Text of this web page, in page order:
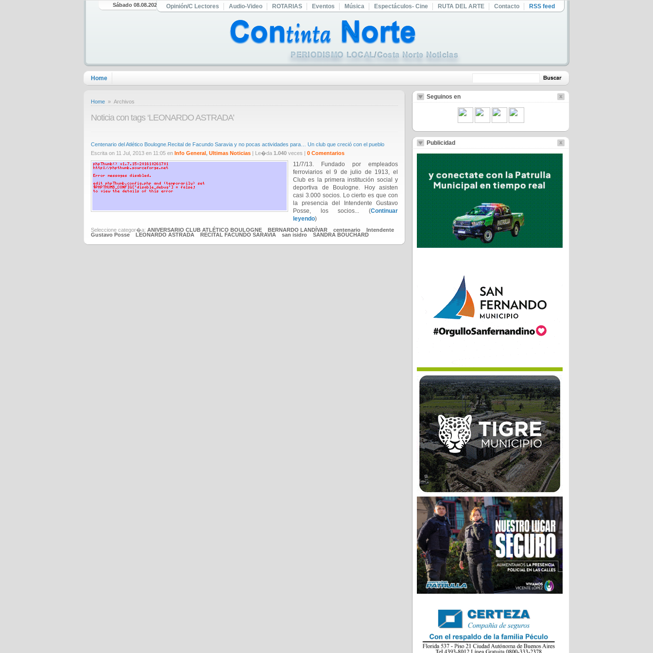
Sábado 08.08.2026 Opinión/C Lectores Audio-Video ROTARIAS Eventos Música Espectáculos- Cine RUTA DEL ARTE Contacto RSS feed
Home
Home » Archivos
Noticia con tags ‘LEONARDO ASTRADA’
Centenario del Atlético Boulogne.Recital de Facundo Saravia y no pocas actividades para… Un club que creció con el pueblo
Escrita on 11 Jul, 2013 en 11:05 en Info General, Ultimas Noticias | Le�da 1.040 veces | 0 Comentarios
11/7/13. Fundado por empleados
ferroviarios el 9 de julio de 1913, el
Club es la primera institución social y
deportiva de Boulogne. Hoy asisten
casi 3.000 socios. Lo cierto es que con
la presencia del Intendente Gustavo
Posse, los socios... (Continuar
leyendo)
Seleccione categor�a: ANIVERSARIO CLUB ATLÉTICO BOULOGNE BERNARDO LANDÍVAR centenario
Intendente
Gustavo Posse
LEONARDO ASTRADA RECITAL FACUNDO SARAVIA san isidro SANDRA BOUCHARD
Seguinos en
Publicidad